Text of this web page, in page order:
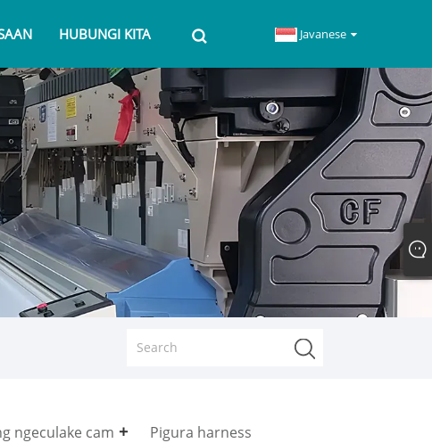
HUBUNGI KITA Javanese
ngeculake cam Pigura harness